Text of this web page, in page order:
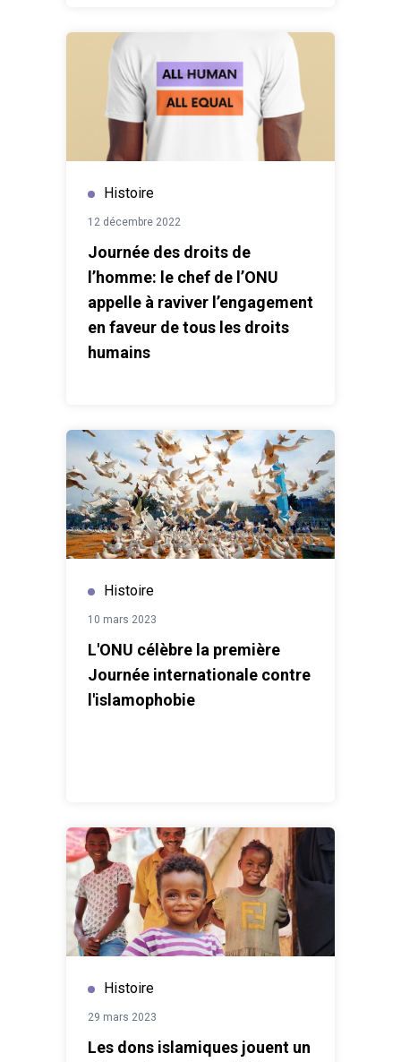
Histoire
12 décembre 2022
Journée des droits de
l’homme: le chef de l’ONU
appelle à raviver l’engagement
en faveur de tous les droits
humains
Histoire
10 mars 2023
L'ONU célèbre la première
Journée internationale contre
l'islamophobie
Histoire
29 mars 2023
Les dons islamiques jouent un